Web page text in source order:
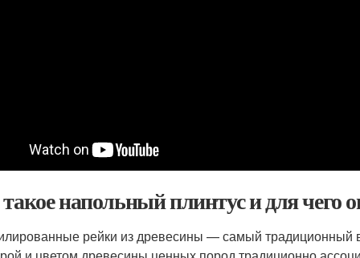
напольный плинтус и для чего
рейки из древесины — самый традиционный